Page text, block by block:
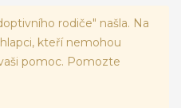
rodiče" našla. Na
kteří nemohou
pomoc. Pomozte